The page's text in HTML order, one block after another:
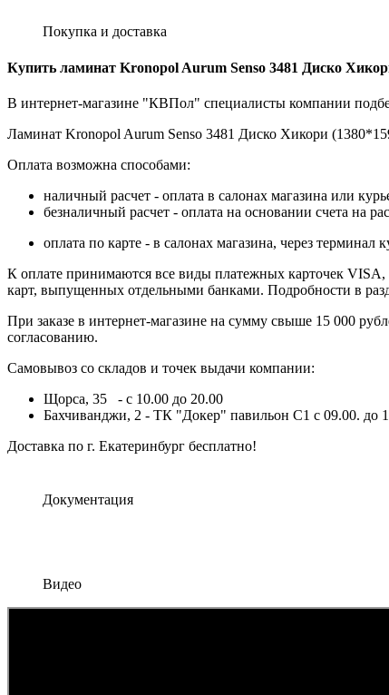
Покупка и доставка
Купить ламинат Kronopol Aurum Senso 3481 Диско
В интернет-магазине "КВПол" специалисты компании
Ламинат Kronopol Aurum Senso 3481 Диско Хикори
Оплата возможна способами:
наличный расчет - оплата в салонах магазина или
безналичный расчет - оплата на основании счета на
оплата по карте - в салонах магазина, через
К оплате принимаются все виды платежных карточек VISA,
карт, выпущенных отдельными банками. Подробности в
При заказе в интернет-магазине на сумму свыше 15 000
согласованию.
Самовывоз со складов и точек выдачи компании:
Щорса, 35 - с 10.00 до 20.00
Бахчиванджи, 2 - ТК "Докер" павильон С1 с 09.00. до
Доставка по г. Екатеринбург бесплатно!
Документация
Видео